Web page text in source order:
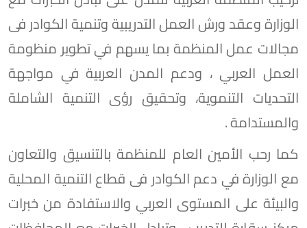
الوزارة وعقد ورش العمل التدريبية وتنمية الكوادر فى
مجالات عمل المنظمة بما يسهم في تطوير منظومة
العمل العربي ، ودعم المدن العربية في مواجهة
التحديات التنموية، وتحقيق رؤى التنمية الشاملة
والمستدامة .
كما رحب الأمين العام للمنظمة بالتنسيق والتعاون
مع الوزارة في دعم الكوادر فى قطاع التنمية المحلية
والبيئة على المستوى العربي والاستفادة من خبرات